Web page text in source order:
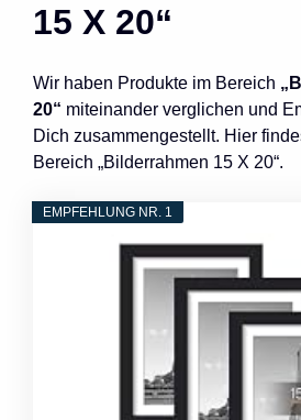
15 X 20“
Wir haben Produkte im Bereich
20“ miteinander verglichen und
Dich zusammengestellt. Hier
Bereich „Bilderrahmen 15 X 20“.
EMPFEHLUNG NR. 1